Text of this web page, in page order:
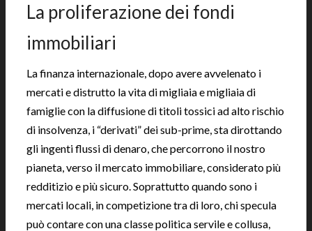
La proliferazione dei fondi
immobiliari
La finanza internazionale, dopo avere avvelenato i
mercati e distrutto la vita di migliaia e migliaia di
famiglie con la diffusione di titoli tossici ad alto rischio
di insolvenza, i “derivati” dei sub-prime, sta dirottando
gli ingenti flussi di denaro, che percorrono il nostro
pianeta, verso il mercato immobiliare, considerato più
redditizio e più sicuro. Soprattutto quando sono i
mercati locali, in competizione tra di loro, chi specula
può contare con una classe politica servile e collusa,